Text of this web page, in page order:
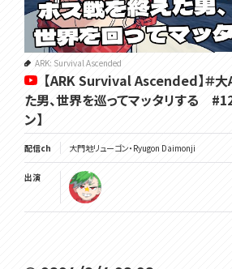
ARK: Survival Ascended
【ARK Survival Ascended】＃
た男、世界を巡ってマッタリする
ン】
配信ch 大門地リューゴン・Ryugon Daimonji
出演